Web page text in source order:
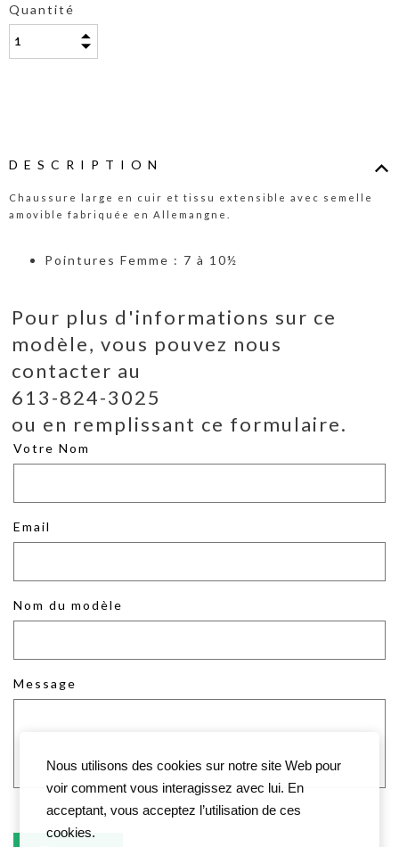
Quantité
DESCRIPTION
Chaussure large en cuir et tissu extensible avec semelle
amovible fabriquée en Allemangne.
Pointures Femme : 7 à 10½
Pour plus d'informations sur ce
modèle, vous pouvez nous
contacter au
613-824-3025
ou en remplissant ce formulaire.
Votre Nom
Email
Nom du modèle
Message
Nous utilisons des cookies sur notre site Web pour
voir comment vous interagissez avec lui. En
acceptant, vous acceptez l’utilisation de ces
cookies.